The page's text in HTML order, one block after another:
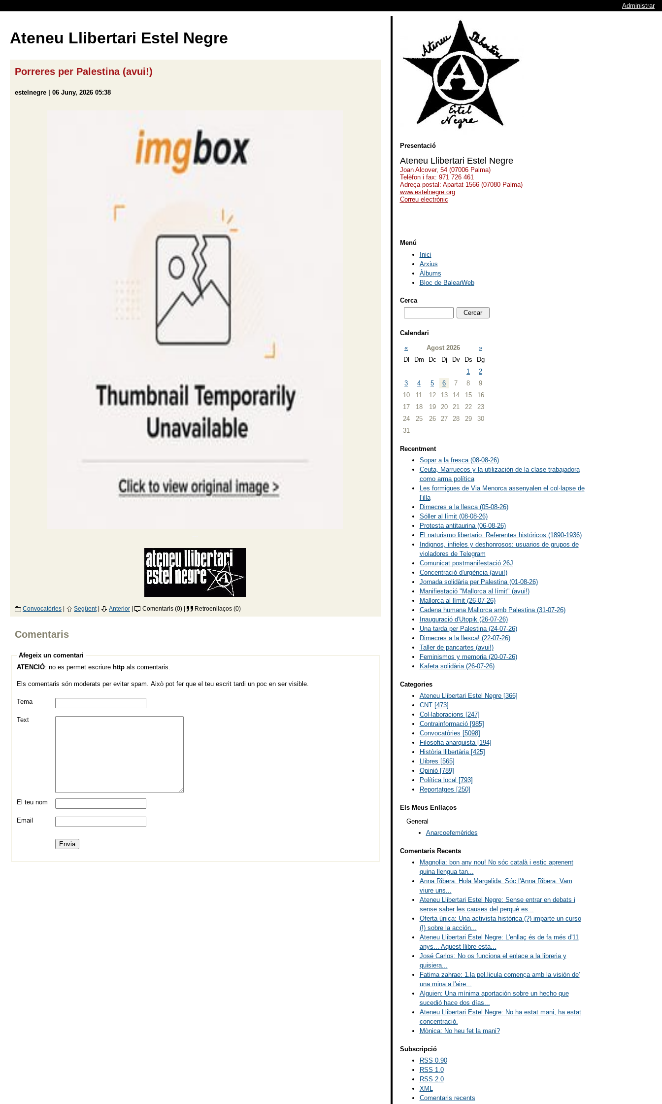
Administrar
Ateneu Llibertari Estel Negre
Porreres per Palestina (avui!)
estelnegre | 06 Juny, 2026 05:38
Convocatòries | Següent| Anterior | Comentaris (0) | Retroenllaços (0)
Comentaris
Afegeix un comentari
ATENCIÓ: no es permet escriure http als comentaris.
Els comentaris són moderats per evitar spam. Això pot fer que el teu escrit tardi un poc en ser visible.
Tema
Text
El teu nom
Email
Presentació
Ateneu Llibertari Estel Negre
Joan Alcover, 54 (07006 Palma)
Telèfon i fax: 971 726 461
Adreça postal: Apartat 1566 (07080 Palma)
www.estelnegre.org
Correu electrònic
Menú
Inici
Arxius
Àlbums
Bloc de BalearWeb
Cerca
Calendari
«
Agost 2026
»
Dl
Dm Dc Dj Dv Ds
Dg
1
2
3
4 5 6 7 8
9
10
11 12 13 14 15
16
17
18 19 20 21 22
23
24
25 26 27 28 29
30
31
Recentment
Sopar a la fresca (08-08-26)
Ceuta, Marruecos y la utilización de la clase trabajadora
como arma política
Les formigues de Via Menorca assenyalen el col·lapse de
l’illa
Dimecres a la llesca (05-08-26)
Sóller al límit (08-08-26)
Protesta antitaurina (06-08-26)
El naturismo libertario. Referentes históricos (1890-1936)
Indignos, infieles y deshonrosos: usuarios de grupos de
violadores de Telegram
Comunicat postmanifestació 26J
Concentració d'urgència (avui!)
Jornada solidària per Palestina (01-08-26)
Manifiestació "Mallorca al límit" (avui!)
Mallorca al límit (26-07-26)
Cadena humana Mallorca amb Palestina (31-07-26)
Inauguració d'Utopik (26-07-26)
Una tarda per Palestina (24-07-26)
Dimecres a la llesca! (22-07-26)
Taller de pancartes (avui!)
Feminismos y memoria (20-07-26)
Kafeta solidària (26-07-26)
Categories
Ateneu Llibertari Estel Negre [366]
CNT [473]
Col·laboracions [247]
Contrainformació [985]
Convocatòries [5098]
Filosofia anarquista [194]
Història llibertària [425]
Llibres [565]
Opinió [789]
Política local [793]
Reportatges [250]
Els Meus Enllaços
General
Anarcoefemèrides
Comentaris Recents
Magnolia: bon any nou! No sóc català i estic aprenent
quina llengua tan...
Anna Ribera: Hola Margalida. Sóc l'Anna Ribera. Vam
viure uns...
Ateneu Llibertari Estel Negre: Sense entrar en debats i
sense saber les causes del perquè es...
Oferta única: Una activista histórica (?) imparte un curso
(!) sobre la acción...
Ateneu Llibertari Estel Negre: L'enllaç és de fa més d'11
anys... Aquest llibre esta...
José Carlos: No os funciona el enlace a la libreria y
quisiera...
Fatima zahrae: 1.la pel.licula comença amb la visión de'
una mina a l'aire...
Alguien: Una mínima aportación sobre un hecho que
sucedió hace dos días...
Ateneu Llibertari Estel Negre: No ha estat mani, ha estat
concentració.
Mònica: No heu fet la mani?
Subscripció
RSS 0.90
RSS 1.0
RSS 2.0
XML
Comentaris recents